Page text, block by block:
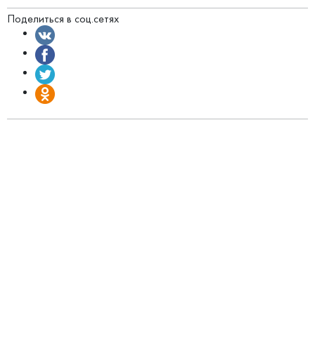
Поделиться в соц.сетях